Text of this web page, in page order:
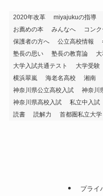
2020年改革 miyajukuの指導
お薦めの本
みんなへ コン
保護者の方へ
公立高校情報
塾長の思い
塾長の教育論
大学入試共通テスト
大学受験
横浜翠嵐
海老名高校 湘南
神奈川県公立高校入試
神奈川
神奈川県高校入試
私立中入試
読書
読解力 首都圏私立大学
プライ